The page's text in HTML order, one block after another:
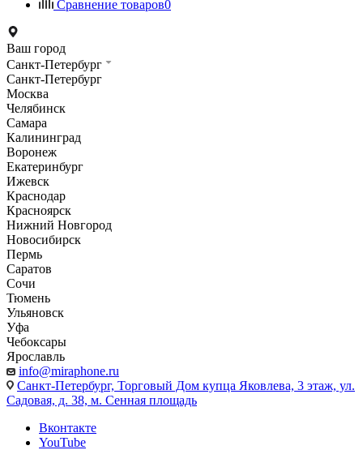
Сравнение товаров0
Ваш город
Санкт-Петербург
Санкт-Петербург
Москва
Челябинск
Самара
Калининград
Воронеж
Екатеринбург
Ижевск
Краснодар
Красноярск
Нижний Новгород
Новосибирск
Пермь
Саратов
Сочи
Тюмень
Ульяновск
Уфа
Чебоксары
Ярославль
info@miraphone.ru
Санкт-Петербург, Торговый Дом купца Яковлева, 3 этаж, ул.
Садовая, д. 38, м. Сенная площадь
Вконтакте
YouTube